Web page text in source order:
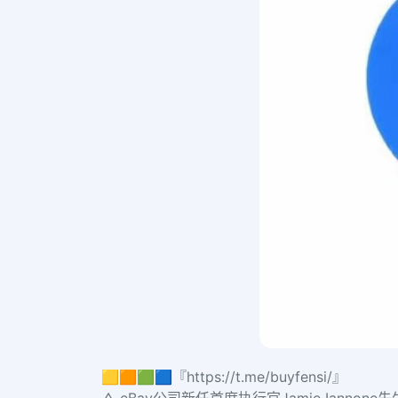
🟨🟧🟩🟦『https://t.me/buyfensi/』